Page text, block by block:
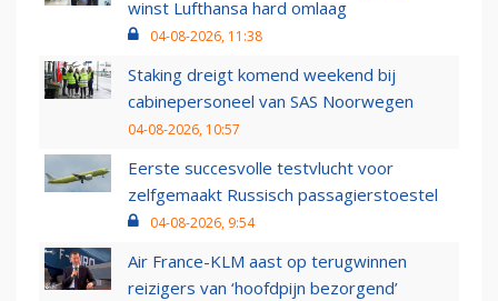
winst Lufthansa hard omlaag
04-08-2026, 11:38
Staking dreigt komend weekend bij
cabinepersoneel van SAS Noorwegen
04-08-2026, 10:57
Eerste succesvolle testvlucht voor
zelfgemaakt Russisch passagierstoestel
04-08-2026, 9:54
Air France-KLM aast op terugwinnen
reizigers van ‘hoofdpijn bezorgend’